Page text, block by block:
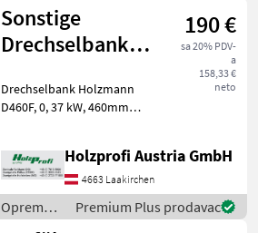
obradu
drveta /
Holzprofi
Sonstige
Drechselbank
gebraucht
190 €
sa 20% PDV-
a
158,33 €
neto
Drechselbank Holzmann
D460F, 0, 37 kW, 460mm
U/min, 25
kgPreisänderungen
vorbehalten, Irrtümer,
Druck- und Satzfehler vorb
Holzprofi Austria GmbH
4663 Laakirchen
Oprema
za šumu i
Premium Plus prodavac